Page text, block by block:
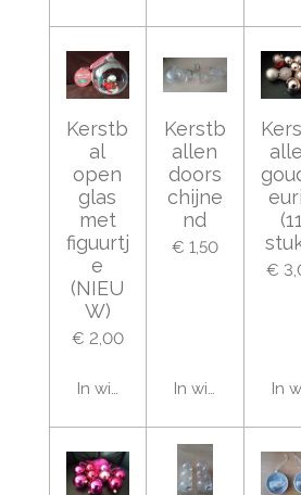
Kerstb
al
open
glas
met
figuurtj
e
(NIEU
W)
€ 2,00
In winkelwagen
Kerstb
allen
doors
chijne
nd
€ 1,50
In winkelwagen
(11
€
In